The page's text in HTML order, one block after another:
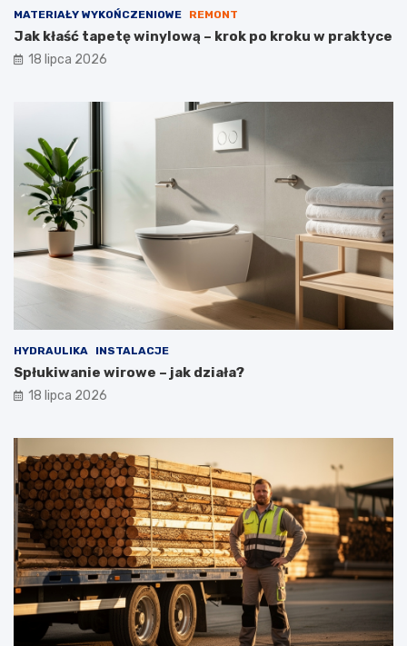
MATERIAŁY WYKOŃCZENIOWE REMONT
Jak kłaść tapetę winylową – krok po kroku w praktyce
18 lipca 2026
HYDRAULIKA INSTALACJE
Spłukiwanie wirowe – jak działa?
18 lipca 2026